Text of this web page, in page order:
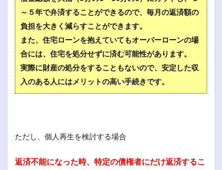
～５年で弁済することができるので、毎月の返済額の
負担を大きく減らすことができます。
また、住宅ローンを抱えていてもオーバーローンの場
合には、住宅を処分せずに済む可能性があります。
実際に財産の処分をすることもないので、安定した収
入のある人にはメリットの高い手続きです。
ただし、個人再生を検討する場合
返済不能になった時、特定の債権者にだけ返済するこ